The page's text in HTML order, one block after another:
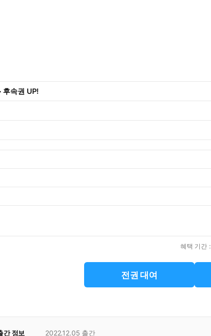
후속권 UP!
혜택 기간 :
전권 대여
간 정보 2022.12.05 출간